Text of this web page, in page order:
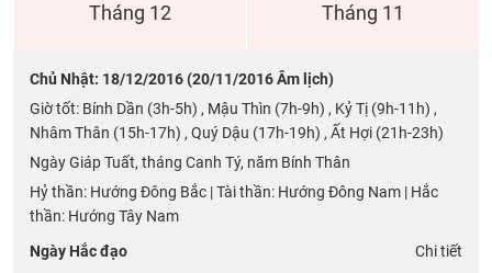
Tháng 12 Tháng 11
Chủ Nhật: 18/12/2016 (20/11/2016 Âm lịch)
Giờ tốt: Bính Dần (3h-5h) , Mậu Thìn (7h-9h) , Kỷ Tị (9h-11h) ,
Nhâm Thân (15h-17h) , Quý Dậu (17h-19h) , Ất Hợi (21h-23h)
Ngày Giáp Tuất, tháng Canh Tý, năm Bính Thân
Hỷ thần: Hướng Đông Bắc | Tài thần: Hướng Đông Nam | Hắc
thần: Hướng Tây Nam
Ngày Hắc đạo
Chi tiết